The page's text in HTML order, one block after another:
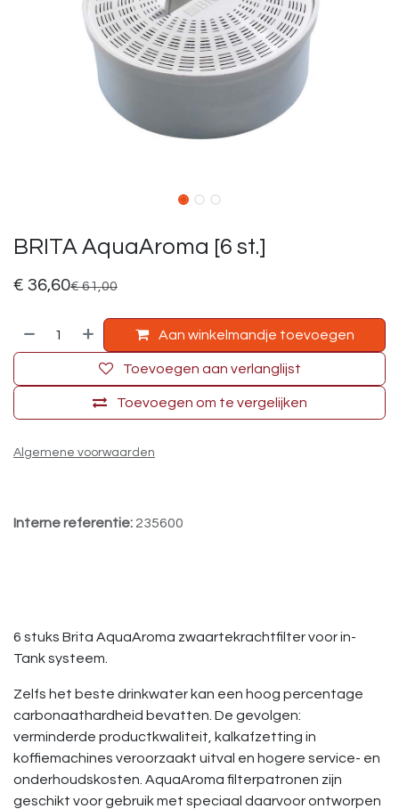
BRITA AquaAroma [6 st.]
€ 36,60€61,00
Aan winkelmandje toevoegen
Toevoegen om te vergelijken
Toevoegen aan verlanglijst
Algemene voorwaarden
Interne referentie: 235600
6 stuks Brita AquaAroma zwaartekrachtfilter voor in-
Tank systeem.
Zelfs het beste drinkwater kan een hoog percentage
carbonaathardheid bevatten. De gevolgen:
verminderde productkwaliteit, kalkafzetting in
koffiemachines veroorzaakt uitval en hogere service- en
onderhoudskosten. AquaAroma filterpatronen zijn
geschikt voor gebruik met speciaal daarvoor ontworpen